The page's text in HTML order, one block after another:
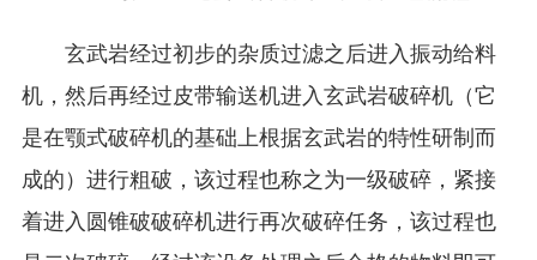
玄武岩经过初步的杂质过滤之后进入振动给料
机，然后再经过皮带输送机进入玄武岩破碎机（它
是在颚式破碎机的基础上根据玄武岩的特性研制而
成的）进行粗破，该过程也称之为一级破碎，紧接
着进入圆锥破破碎机进行再次破碎任务，该过程也